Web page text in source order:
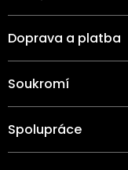
Doprava a platba
Soukromí
Spolupráce